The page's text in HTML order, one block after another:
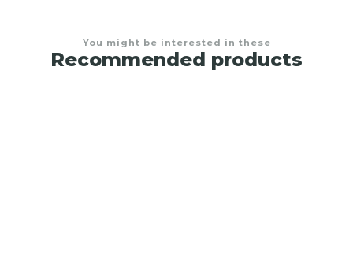
You might be interested in these
Recommended products